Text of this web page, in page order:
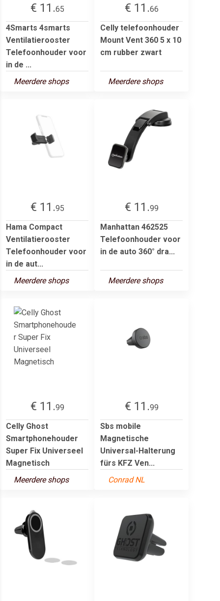
€ 11.65
4Smarts 4smarts
Ventilatierooster
Telefoonhouder voor
in de ...
Meerdere shops
€ 11.66
Celly telefoonhouder
Mount Vent 360 5 x 10
cm rubber zwart
Meerdere shops
€ 11.95
Hama Compact
Ventilatierooster
Telefoonhouder voor
in de aut...
Meerdere shops
€ 11.99
Manhattan 462525
Telefoonhouder voor
in de auto 360° dra...
Meerdere shops
€ 11.99
Celly Ghost
Smartphonehouder
Super Fix Universeel
Magnetisch
Meerdere shops
€ 11.99
Sbs mobile
Magnetische
Universal-Halterung
fürs KFZ Ven...
Conrad NL